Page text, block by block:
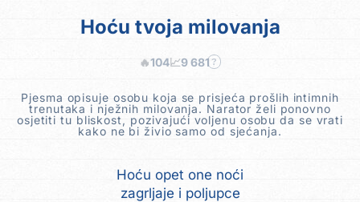
Hoću tvoja milovanja
🔥104📈9 681 ?
Pjesma opisuje osobu koja se prisjeća prošlih intimnih
trenutaka i nježnih milovanja. Narator želi ponovno
osjetiti tu bliskost, pozivajući voljenu osobu da se vrati
kako ne bi živio samo od sjećanja.
Hoću opet one noći
zagrljaje i poljupce